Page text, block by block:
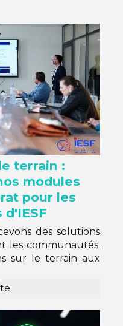
terrain :
modules
pour les
des solutions
les communautés.
sur le terrain aux